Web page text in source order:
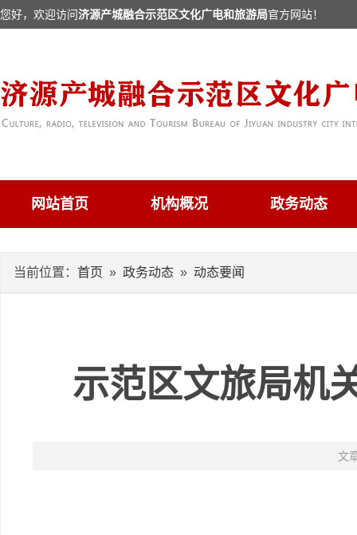
您好，欢迎访问济源产城融合示范区文化广电和旅游局官方网站！
网站首页 机构概况 政务动态
当前位置： 首页 » 政务动态 » 动态要闻
示范区文旅局机
文